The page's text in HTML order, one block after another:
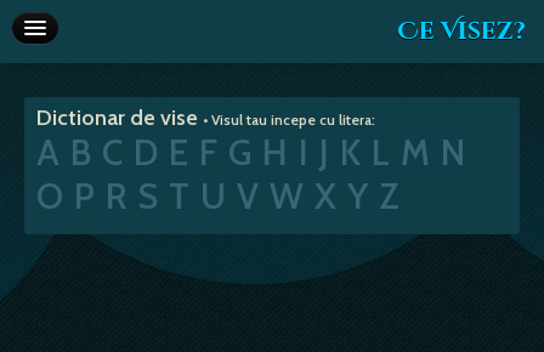
Ce Visez?
Interpretare vise
Articole
Va recomandam
Dictionar de vise • Visul tau incepe cu litera:
A B C D E F G H I J K L M N
O P R S T U V W X Y Z